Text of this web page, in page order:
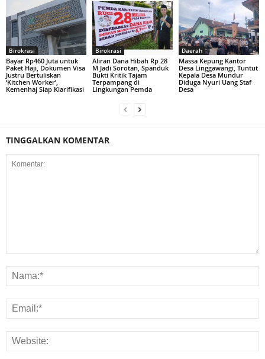
Birokrasi
Bayar Rp460 Juta untuk
Paket Haji, Dokumen Visa
Justru Bertuliskan
‘Kitchen Worker’,
Kemenhaj Siap Klarifikasi
Birokrasi
Aliran Dana Hibah Rp 28
M Jadi Sorotan, Spanduk
Bukti Kritik Tajam
Terpampang di
Lingkungan Pemda
Daerah
Massa Kepung Kantor
Desa Linggawangi, Tuntut
Kepala Desa Mundur
Diduga Nyuri Uang Staf
Desa
TINGGALKAN KOMENTAR